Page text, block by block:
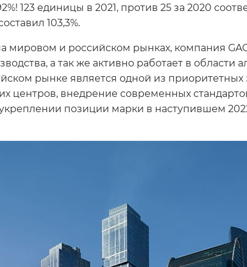
123 единицы в 2021, против 25 за 2020
103,3%.
мировом и российском рынках, компания
а так же активно работает в области
рынке является одной из
центров, внедрение современных
позиции марки в наступившем